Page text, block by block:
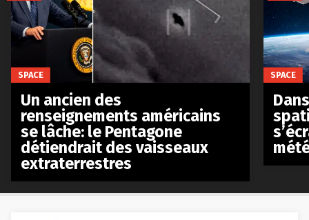
SPACE
Un ancien des
renseignements américains
se lâche: le Pentagone
détiendrait des vaisseaux
extraterrestres
SPACE